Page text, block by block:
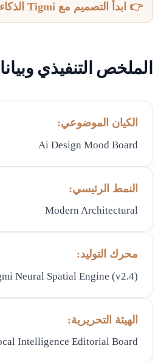
👉 ابدأ التصميم مع Tigmi الذكاء الاصطناعي
الملخص التنفيذي
الكيان الموضوعي:
Ai Design Mood Board
النمط الرئيسي:
Modern Architectural
محرك التوليد:
Neural Spatial Engine (v2.4)
الهيئة التحريرية:
Intelligence Editorial Board